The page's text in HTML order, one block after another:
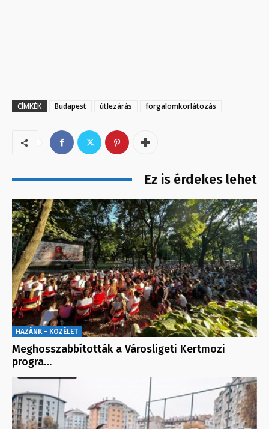
CÍMKÉK Budapest útlezárás forgalomkorlátozás
Ez is érdekes lehet
HAZÁNK - KÖZÉLET
Meghosszabbították a Városligeti Kertmozi
progra…